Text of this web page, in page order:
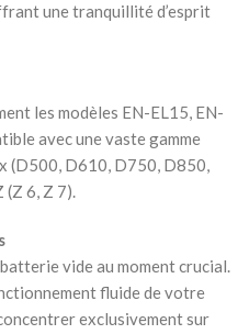
une tranquillité d’esprit
les modèles EN-EL15, EN-
avec une vaste gamme
(D500, D610, D750, D850,
(Z 6, Z 7).
vide au moment crucial.
fluide de votre
exclusivement sur